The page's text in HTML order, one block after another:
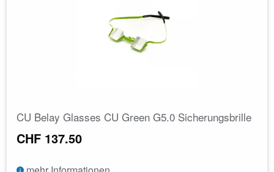
CU Belay Glasses CU Green G5.0 Sicherungsbrille
CHF 137.50